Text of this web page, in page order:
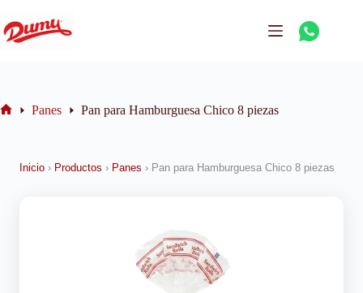
Panes Pan para Hamburguesa Chico 8 piezas
Inicio › Productos › Panes › Pan para Hamburguesa Chico 8 piezas